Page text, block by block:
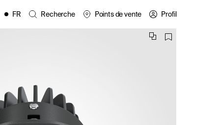
FR Recherche Points de vente Profil